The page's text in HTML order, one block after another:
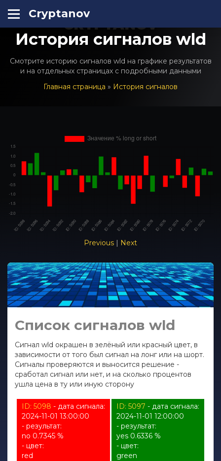
Cryptanov
CRYPTANOV
История сигналов wld
Смотрите историю сигналов wld на графике результатов
и на отдельных страницах с подробными данными
Главная страница » История сигналов
Previous | Next
Список сигналов wld
Сигнал wld окрашен в зелёный или красный цвет, в
зависимости от того был сигнал на лонг или на шорт.
Сигналы проверяются и выносится решение -
сработал сигнал или нет, и на сколько процентов
ушла цена в ту или иную сторону
ID: 5098 - дата сигнала:
2024-11-01 13:00:00
- результат:
no 0.7345 %
- цвет:
red
ID: 5097 - дата сигнала:
2024-11-01 12:00:00
- результат:
yes 0.6336 %
- цвет:
green